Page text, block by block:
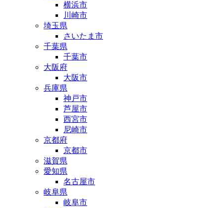
横浜市
川崎市
埼玉県
さいたま市
千葉県
千葉市
大阪府
大阪市
兵庫県
神戸市
芦屋市
西宮市
尼崎市
京都府
京都市
滋賀県
愛知県
名古屋市
岐阜県
岐阜市